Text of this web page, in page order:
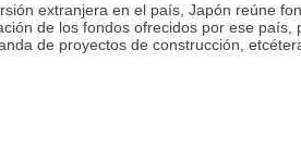
extranjera en el país, Japón reúne
de los fondos ofrecidos por ese
de proyectos de construcción,